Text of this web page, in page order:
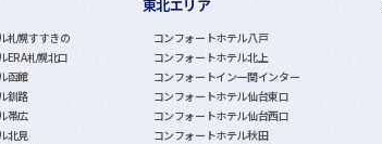
札幌すすきの
ERA札幌北口
函館
釧路
帯広
北見
東北エリア
コンフォートホテル八戸
コンフォートホテル北上
コンフォートイン一関インター
コンフォートホテル仙台東口
コンフォートホテル仙台西口
コンフォートホテル秋田